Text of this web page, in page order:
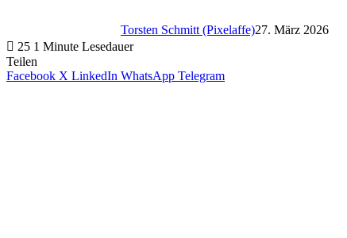
Torsten Schmitt (Pixelaffe)27. März 2026
25 1 Minute Lesedauer
Teilen
Facebook X LinkedIn WhatsApp Telegram